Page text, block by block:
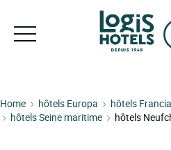
Home hôtels Europa hôtels Francia
hôtels Seine maritime
hôtels